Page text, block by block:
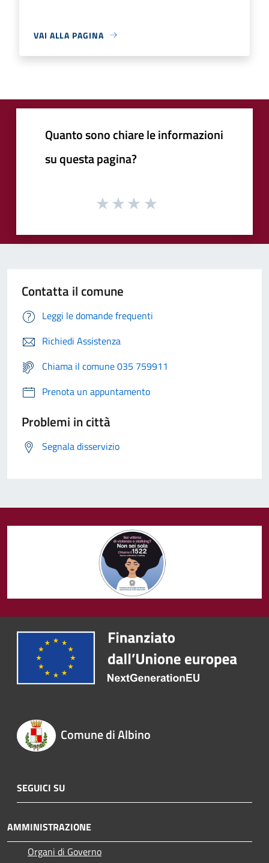
VAI ALLA PAGINA
Quanto sono chiare le informazioni
su questa pagina?
Contatta il comune
Leggi le domande frequenti
Richiedi Assistenza
Chiama il comune 035 759911
Prenota un appuntamento
Problemi in città
Segnala disservizio
Comune di Albino
SEGUICI SU
AMMINISTRAZIONE
Organi di Governo